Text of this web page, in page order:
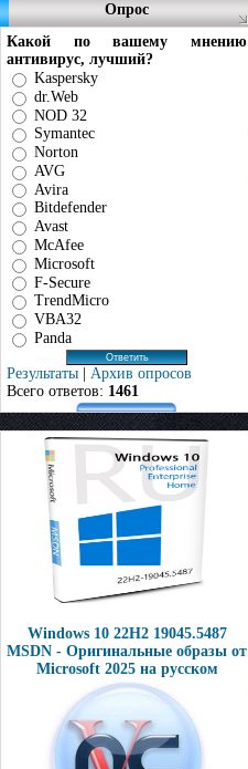
Опрос
Какой по вашему мнению
антивирус, лучший?
Kaspersky
dr.Web
NOD 32
Symantec
Norton
AVG
Avira
Bitdefender
Avast
McAfee
Microsoft
F-Secure
TrendMicro
VBA32
Panda
Результаты | Архив опросов
Всего ответов: 1461
Windows 10 22H2 19045.5487
MSDN - Оригинальные образы от
Microsoft 2025 на русском